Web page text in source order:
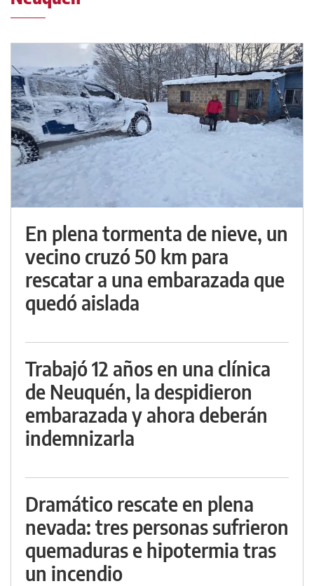
En plena tormenta de nieve, un
vecino cruzó 50 km para
rescatar a una embarazada que
quedó aislada
Trabajó 12 años en una clínica
de Neuquén, la despidieron
embarazada y ahora deberán
indemnizarla
Dramático rescate en plena
nevada: tres personas sufrieron
quemaduras e hipotermia tras
un incendio